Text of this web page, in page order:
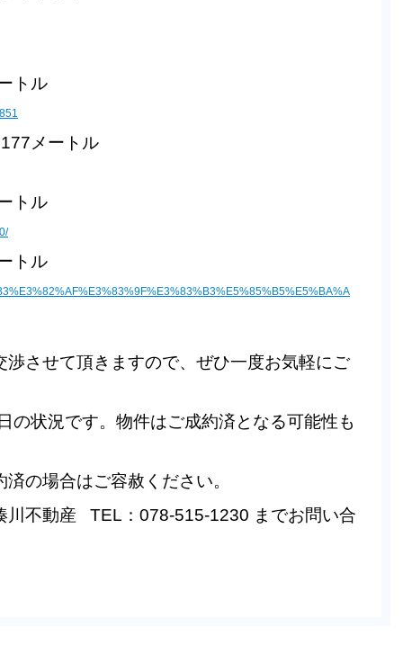
トル
メートル
トル
トル
させて頂きますので、ぜひ一度お気軽にご
状況です。物件はご成約済となる可能性も
の場合はご容赦ください。
川不動産 TEL：078-515-1230 までお問い合